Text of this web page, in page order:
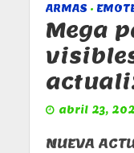
ARMAS •
Mega
abril 23,
NUEVA